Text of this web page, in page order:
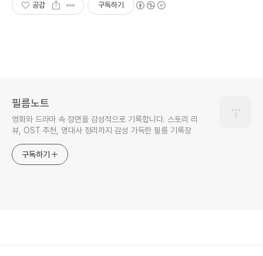
공감 구독하기
필름노트
영화와 드라마 속 장면을 감성적으로 기록합니다. 스토리 리
뷰, OST 추천, 명대사 정리까지 감성 가득한 필름 기록장
구독하기